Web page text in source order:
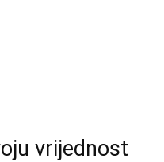
vrijednost